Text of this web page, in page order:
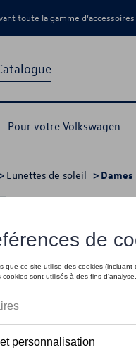
toute la gamme
Pour votre Volkswagen
Lunettes de soleil > Dames